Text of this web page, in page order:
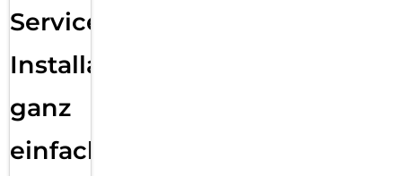
Services
Installation
ganz
einfach